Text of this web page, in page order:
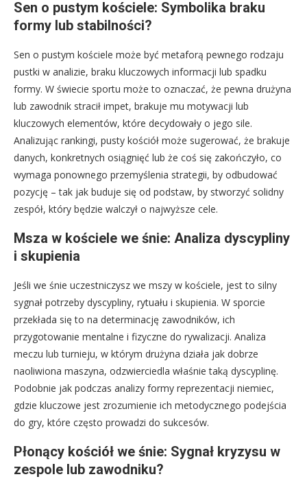
Sen o pustym kościele: Symbolika braku
formy lub stabilności?
Sen o pustym kościele może być metaforą pewnego rodzaju
pustki w analizie, braku kluczowych informacji lub spadku
formy. W świecie sportu może to oznaczać, że pewna drużyna
lub zawodnik stracił impet, brakuje mu motywacji lub
kluczowych elementów, które decydowały o jego sile.
Analizując rankingi, pusty kościół może sugerować, że brakuje
danych, konkretnych osiągnięć lub że coś się zakończyło, co
wymaga ponownego przemyślenia strategii, by odbudować
pozycję – tak jak buduje się od podstaw, by stworzyć solidny
zespół, który będzie walczył o najwyższe cele.
Msza w kościele we śnie: Analiza dyscypliny
i skupienia
Jeśli we śnie uczestniczysz we mszy w kościele, jest to silny
sygnał potrzeby dyscypliny, rytuału i skupienia. W sporcie
przekłada się to na determinację zawodników, ich
przygotowanie mentalne i fizyczne do rywalizacji. Analiza
meczu lub turnieju, w którym drużyna działa jak dobrze
naoliwiona maszyna, odzwierciedla właśnie taką dyscyplinę.
Podobnie jak podczas analizy formy reprezentacji niemiec,
gdzie kluczowe jest zrozumienie ich metodycznego podejścia
do gry, które często prowadzi do sukcesów.
Płonący kościół we śnie: Sygnał kryzysu w
zespole lub zawodniku?